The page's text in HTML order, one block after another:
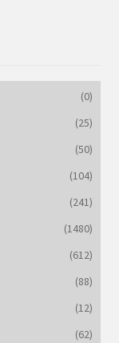
(0)
(25)
(50)
(104)
(241)
(1480)
(612)
(88)
(12)
(62)